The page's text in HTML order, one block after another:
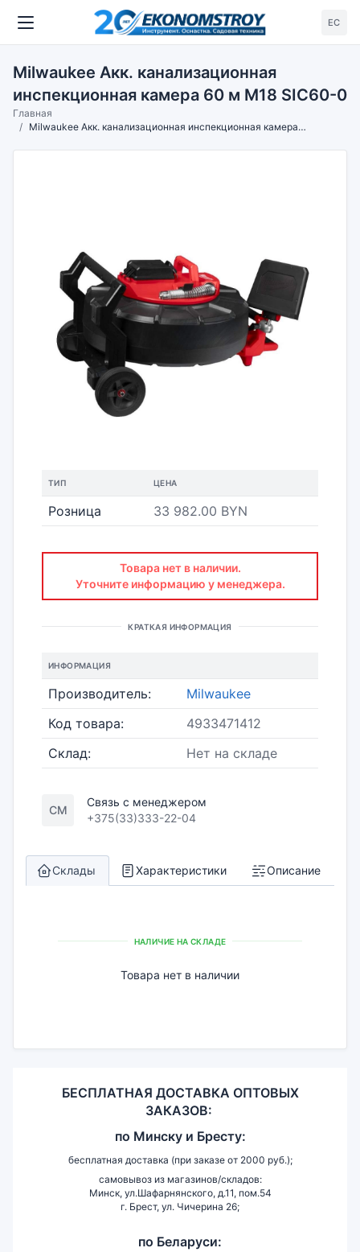
ЕС
Milwaukee Акк. канализационная
инспекционная камера 60 м M18 SIC60-0
Главная
Milwaukee Акк. канализационная инспекционная камера 60 м M18 SIC60-0
ТИП ЦЕНА
Розница 33 982.00 BYN
Товара нет в наличии.
Уточните информацию у менеджера.
КРАТКАЯ ИНФОРМАЦИЯ
ИНФОРМАЦИЯ
Производитель:
Milwaukee
Код товара:
4933471412
Склад:
Нет на складе
СМ
Связь с менеджером
+375(33)333-22-04
Склады Характеристики Описание
НАЛИЧИЕ НА СКЛАДЕ
Товара нет в наличии
БЕСПЛАТНАЯ ДОСТАВКА ОПТОВЫХ
ЗАКАЗОВ:
по Минску и Бресту:
бесплатная доставка (при заказе от 2000 руб.);
самовывоз из магазинов/складов:
Минск, ул.Шафарнянского, д.11, пом.54
г. Брест, ул. Чичерина 26;
по Беларуси: